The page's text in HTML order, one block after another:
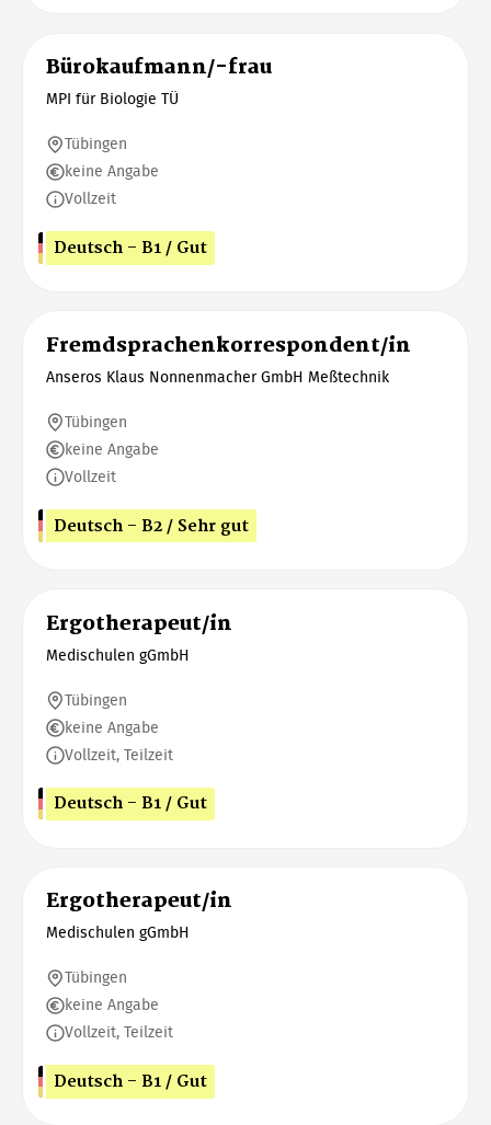
Bürokaufmann/-frau
MPI für Biologie TÜ
Tübingen
keine Angabe
Vollzeit
Deutsch - B1 / Gut
Fremdsprachenkorrespondent/in
Anseros Klaus Nonnenmacher GmbH Meßtechnik
Tübingen
keine Angabe
Vollzeit
Deutsch - B2 / Sehr gut
Ergotherapeut/in
Medischulen gGmbH
Tübingen
keine Angabe
Vollzeit, Teilzeit
Deutsch - B1 / Gut
Ergotherapeut/in
Medischulen gGmbH
Tübingen
keine Angabe
Vollzeit, Teilzeit
Deutsch - B1 / Gut